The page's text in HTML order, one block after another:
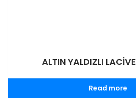
ALTIN YALDIZLI
Read more